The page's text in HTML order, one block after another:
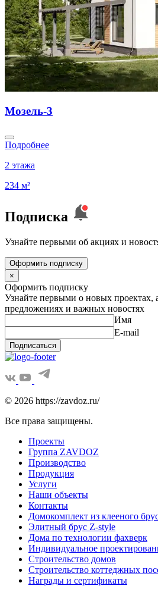
Мозель-3
Подробнее
2 этажа
234 м²
Подписка
Узнайте первыми об акциях и
Оформить подписку
×
Оформить подписку
Узнайте первыми о новых проектах,
предложениях и важных новостях
Имя
E-mail
Подписаться
© 2026 https://zavdoz.ru/
Все права защищены.
Проекты
Группа ZAVDOZ
Производство
Продукция
Услуги
Наши объекты
Контакты
Домокомплект из клееного
Элитный брус Z-style
Дома по технологии фахверк
Индивидуальное
Строительство домов
Строительство коттеджных
Награды и сертификаты